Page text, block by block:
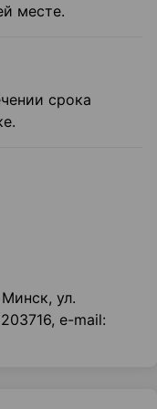
месте.
срока
ул.
e-mail: